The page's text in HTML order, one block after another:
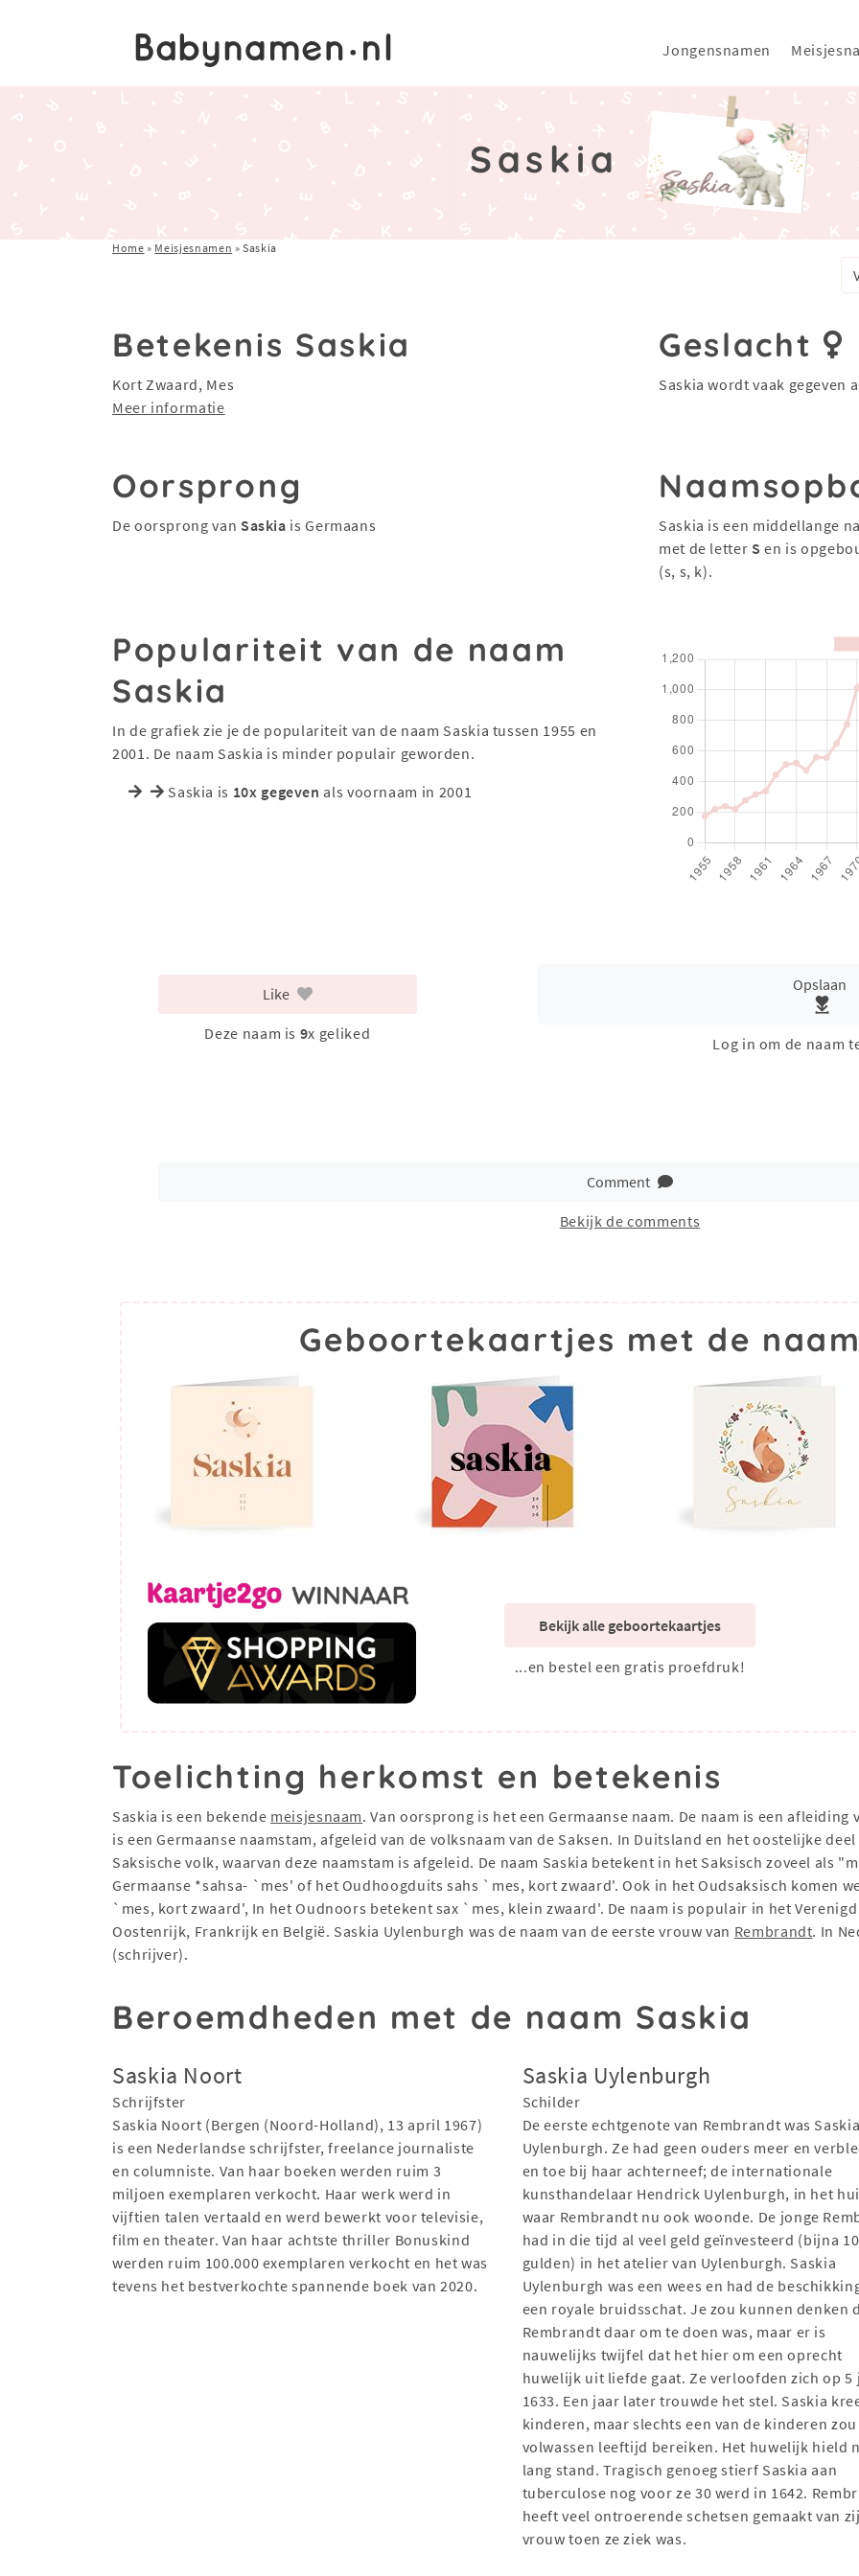
Jongensnamen
Saskia
Home » Meisjesnamen »Saskia
Betekenis Saskia
Kort Zwaard, Mes
Meer informatie
Geslacht
Saskia wordt vaak gegeven
Oorsprong
De oorsprong van Saskia is Germaans Saskia is een middellange
met de letter S en is
(s, s, k).
Populariteit van de naam
Saskia
In de grafiek zie je de populariteit van de naam Saskia tussen 1955 en
2001. De naam Saskia is minder populair geworden.
Saskia is 10x gegeven als voornaam in 2001
Like
Deze naam is 9x geliked
Opslaan
Log in om de naam
Comment
Bekijk de comments
Geboortekaartjes met de
Bekijk alle geboortekaartjes
...en bestel een gratis proefdruk!
Toelichting herkomst en betekenis
Saskia is een bekende meisjesnaam. Van oorsprong is het een Germaanse naam. De naam is een afleiding
is een Germaanse naamstam, afgeleid van de volksnaam van de Saksen. In Duitsland en het oostelijke
Saksische volk, waarvan deze naamstam is afgeleid. De naam Saskia betekent in het Saksisch zoveel als
Germaanse *sahsa- `mes' of het Oudhoogduits sahs `mes, kort zwaard'. Ook in het Oudsaksisch komen
`mes, kort zwaard', In het Oudnoors betekent sax `mes, klein zwaard'. De naam is populair in het
Oostenrijk, Frankrijk en België. Saskia Uylenburgh was de naam van de eerste vrouw van Rembrandt. In
(schrijver).
Beroemdheden met de naam Saskia
Saskia Noort
Schrijfster
Saskia Noort (Bergen (Noord-Holland), 13 april 1967)
is een Nederlandse schrijfster, freelance journaliste
en columniste. Van haar boeken werden ruim 3
miljoen exemplaren verkocht. Haar werk werd in
vijftien talen vertaald en werd bewerkt voor televisie,
film en theater. Van haar achtste thriller Bonuskind
werden ruim 100.000 exemplaren verkocht en het was
tevens het bestverkochte spannende boek van 2020.
Saskia Uylenburgh
Schilder
De eerste echtgenote van Rembrandt was Saskia
Uylenburgh. Ze had geen ouders meer en
en toe bij haar achterneef; de internationale
kunsthandelaar Hendrick Uylenburgh, in het
waar Rembrandt nu ook woonde. De jonge
had in die tijd al veel geld geïnvesteerd (bijna
gulden) in het atelier van Uylenburgh. Saskia
Uylenburgh was een wees en had de
een royale bruidsschat. Je zou kunnen denken
Rembrandt daar om te doen was, maar er is
nauwelijks twijfel dat het hier om een oprecht
huwelijk uit liefde gaat. Ze verloofden zich op 5
1633. Een jaar later trouwde het stel. Saskia
kinderen, maar slechts een van de kinderen zou
volwassen leeftijd bereiken. Het huwelijk hield
lang stand. Tragisch genoeg stierf Saskia aan
tuberculose nog voor ze 30 werd in 1642.
heeft veel ontroerende schetsen gemaakt van
vrouw toen ze ziek was.